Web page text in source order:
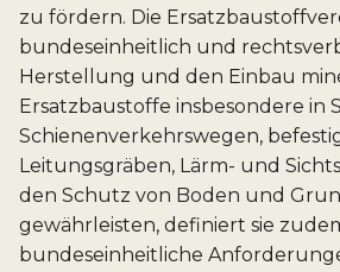
zu fördern. Die
bundeseinheitlich und
Herstellung und den Einbau
Ersatzbaustoffe insbesondere in
Schienenverkehrswegen,
Leitungsgräben, Lärm- und
den Schutz von Boden und
gewährleisten, definiert sie
bundeseinheitliche